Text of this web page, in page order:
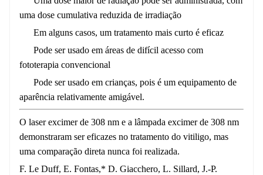
uma dose cumulativa reduzida de irradiação
Em alguns casos, um tratamento mais curto é eficaz
Pode ser usado em áreas de difícil acesso com
fototerapia convencional
Pode ser usado em crianças, pois é um equipamento de
aparência relativamente amigável.
O laser excimer de 308 nm e a lâmpada excimer de 308 nm
demonstraram ser eficazes no tratamento do vitiligo, mas
uma comparação direta nunca foi realizada.
F. Le Duff, E. Fontas,* D. Giacchero, L. Sillard, J.-P.